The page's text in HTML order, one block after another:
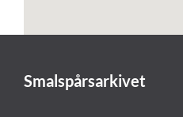
Smalspårsarkivet